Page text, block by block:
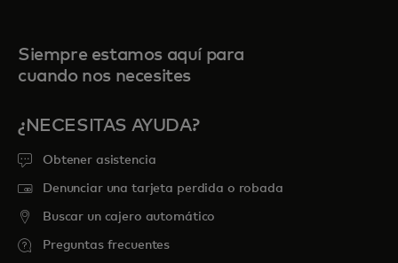
Siempre estamos aquí para
cuando nos necesites
¿NECESITAS AYUDA?
Obtener asistencia
Denunciar una tarjeta perdida o robada
Buscar un cajero automático
Preguntas frecuentes